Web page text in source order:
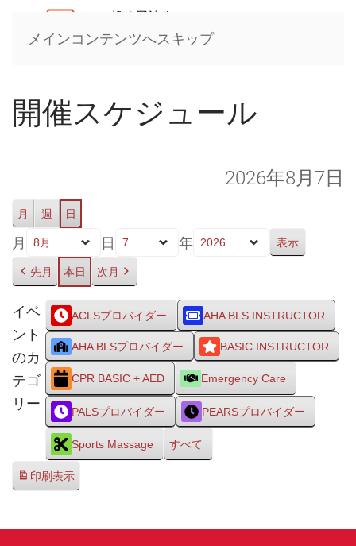
メインコンテンツへスキップ
開催スケジュール
2026年8月7日
月 週 日
月 日 年
先月 本日 次月
イベ
ント
のカ
テゴ
リー
ACLSプロバイダー AHA BLS INSTRUCTOR
AHA BLSプロバイダー BASIC INSTRUCTOR
CPR BASIC + AED Emergency Care
PALSプロバイダー PEARSプロバイダー
Sports Massage すべて
印刷表示